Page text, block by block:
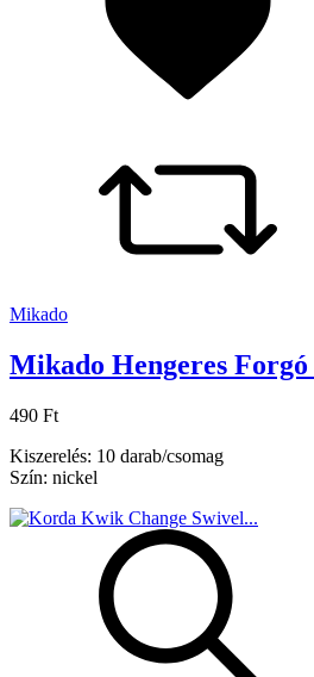
Mikado
Mikado Hengeres Forgó
490 Ft
Kiszerelés: 10 darab/csomag
Szín: nickel